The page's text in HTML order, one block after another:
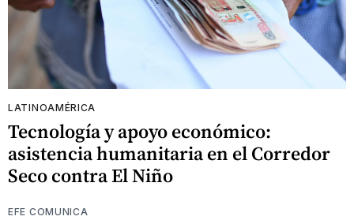
LATINOAMÉRICA
Tecnología y apoyo económico:
asistencia humanitaria en el Corredor
Seco contra El Niño
EFE COMUNICA